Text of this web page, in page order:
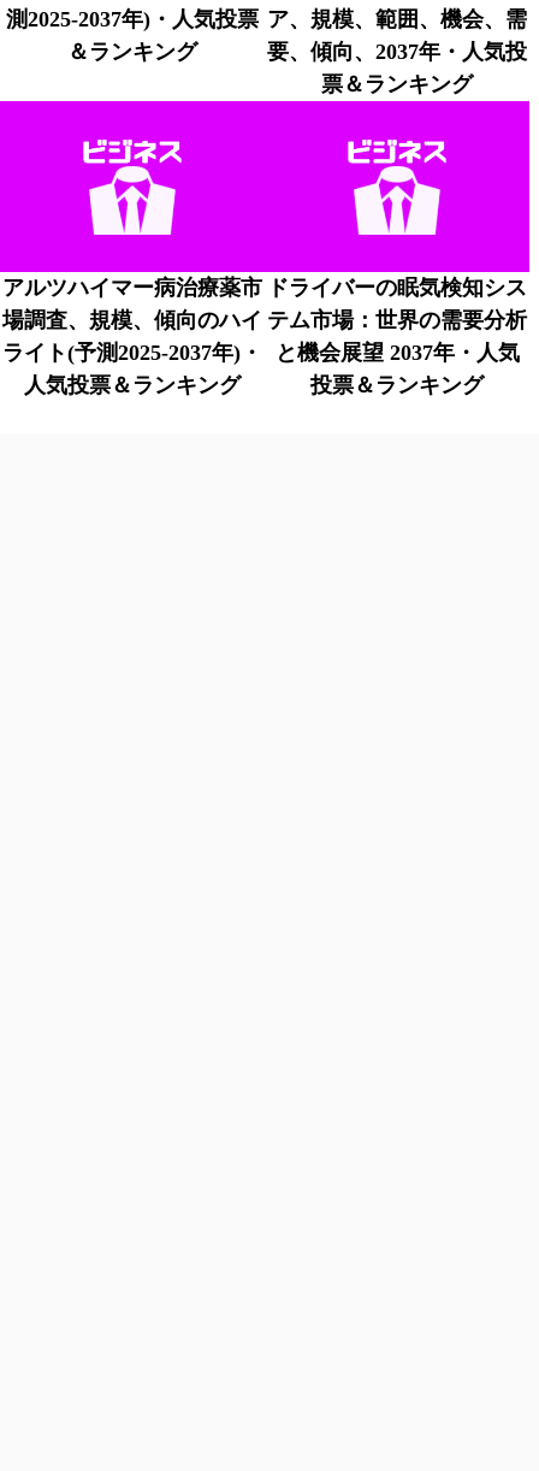
測2025-2037年)・人気投票
＆ランキング
ア、規模、範囲、機会、需
要、傾向、2037年・人気投
票＆ランキング
アルツハイマー病治療薬市
場調査、規模、傾向のハイ
ライト(予測2025-2037年)・
人気投票＆ランキング
ドライバーの眠気検知シス
テム市場：世界の需要分析
と機会展望 2037年・人気
投票＆ランキング